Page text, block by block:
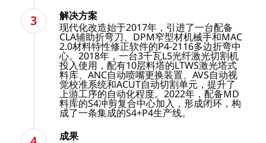
解决方案
现代化改造始于2017年，引进了一台配备
CLA辅助折弯刀、DPM窄型材机械手和MAC
2.0材料特性修正软件的P4-2116多边折弯中
心。2018年，一台3千瓦L5光纤激光切割机
投入使用，配有10层料塔的LTWS激光塔式
料库、ANC自动喷嘴更换装置、AVS自动视
觉校准系统和ACUT自动切割单元，提升了
上游工序的自动化程度。2022年，配备MD
料库的S4冲剪复合中心加入，形成闭环，构
成了一条集成的S4+P4生产线。
成果